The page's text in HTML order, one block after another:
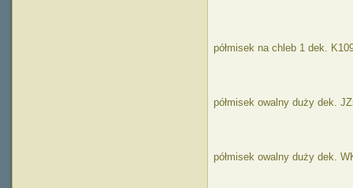
półmisek na chleb 1 dek.
półmisek owalny duży dek.
półmisek owalny duży dek.